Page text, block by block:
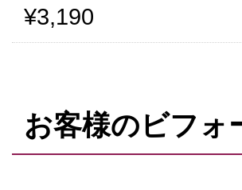
¥3,190
お客様のビフォ